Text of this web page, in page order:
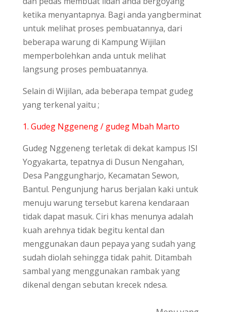
ketika menyantapnya. Bagi anda yangberminat
untuk melihat proses pembuatannya, dari
beberapa warung di Kampung Wijilan
memperbolehkan anda untuk melihat
langsung proses pembuatannya.
Selain di Wijilan, ada beberapa tempat gudeg
yang terkenal yaitu ;
1. Gudeg Nggeneng / gudeg Mbah Marto
Gudeg Nggeneng terletak di dekat kampus ISI
Yogyakarta, tepatnya di Dusun Nengahan,
Desa Panggungharjo, Kecamatan Sewon,
Bantul. Pengunjung harus berjalan kaki untuk
menuju warung tersebut karena kendaraan
tidak dapat masuk. Ciri khas menunya adalah
kuah arehnya tidak begitu kental dan
menggunakan daun pepaya yang sudah yang
sudah diolah sehingga tidak pahit. Ditambah
sambal yang menggunakan rambak yang
dikenal dengan sebutan krecek ndesa.